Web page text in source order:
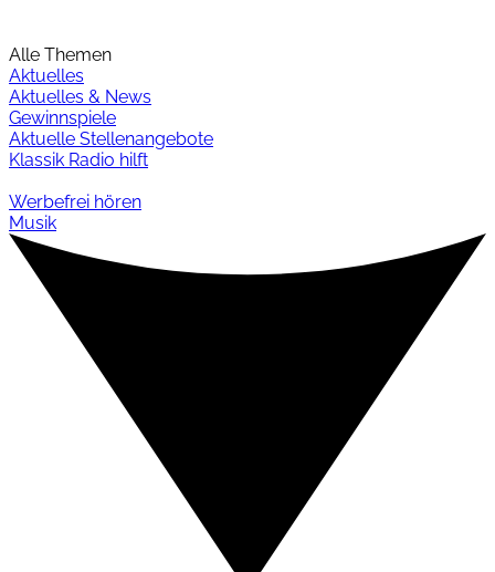
Alle Themen
Aktuelles
Aktuelles & News
Gewinnspiele
Aktuelle Stellenangebote
Klassik Radio hilft
Werbefrei hören
Musik